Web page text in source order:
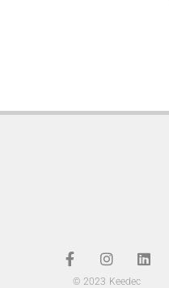
158,00€
© 2023 Keedec